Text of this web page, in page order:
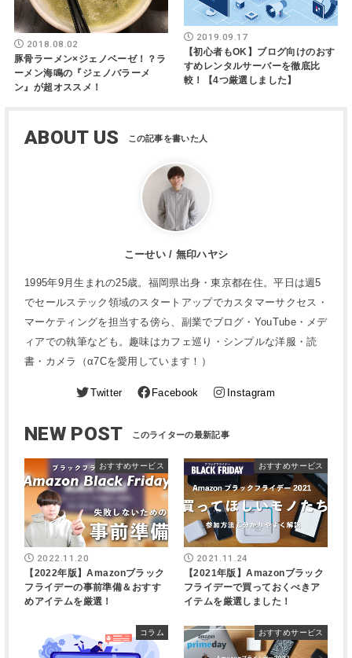
2018.08.02
豚骨ラーメン×ジェノベーゼ！？ラ
ーメン海鳴の『ジェノバラーメ
ン』が超オススメ！
2019.09.17
【初心者もOK】ブログ向けのおす
すめレンタルサーバーを徹底比
較！【4つ厳選しました】
ABOUT US
こーせい / 無印ハヤシ
1995年9月生まれの25歳。福岡県出身・東京都在住。平日は週5
でセールステック領域のスタートアップでカスタマーサクセス・
マーケティングを担当する傍ら、副業でブログ・YouTube・メデ
ィアでの執筆なども。趣味はカフェ巡り・シンプルな洋服・読
書・カメラ（α7Cを愛用しています！）
Twitter Facebook Instagram
NEW POST
おすすめサービス
2022.11.20
【2022年版】Amazonブラック
フライデーの事前準備＆おすす
めアイテムを厳選！
おすすめサービス
2021.11.24
【2021年版】Amazonブラック
フライデーで買っておくべきア
イテムを厳選しました！
コラム おすすめサービス